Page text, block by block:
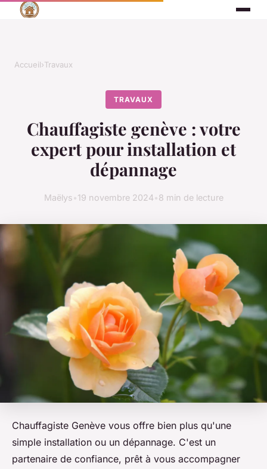
Accueil›Travaux
TRAVAUX
Chauffagiste genève : votre
expert pour installation et
dépannage
Maëlys 19 novembre 2024 8 min de lecture
Chauffagiste Genève vous offre bien plus qu'une
simple installation ou un dépannage. C'est un
partenaire de confiance, prêt à vous accompagner